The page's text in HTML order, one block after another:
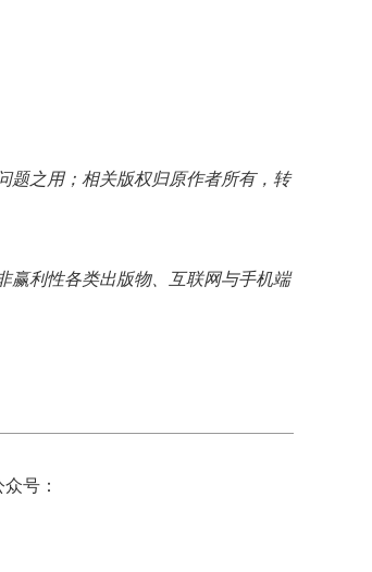
题之用；相关版权归原作者所有，转
赢利性各类出版物、互联网与手机端
号：